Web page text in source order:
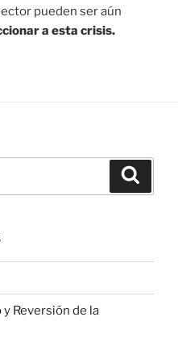
pueden ser aún
a esta crisis.
Reversión de la